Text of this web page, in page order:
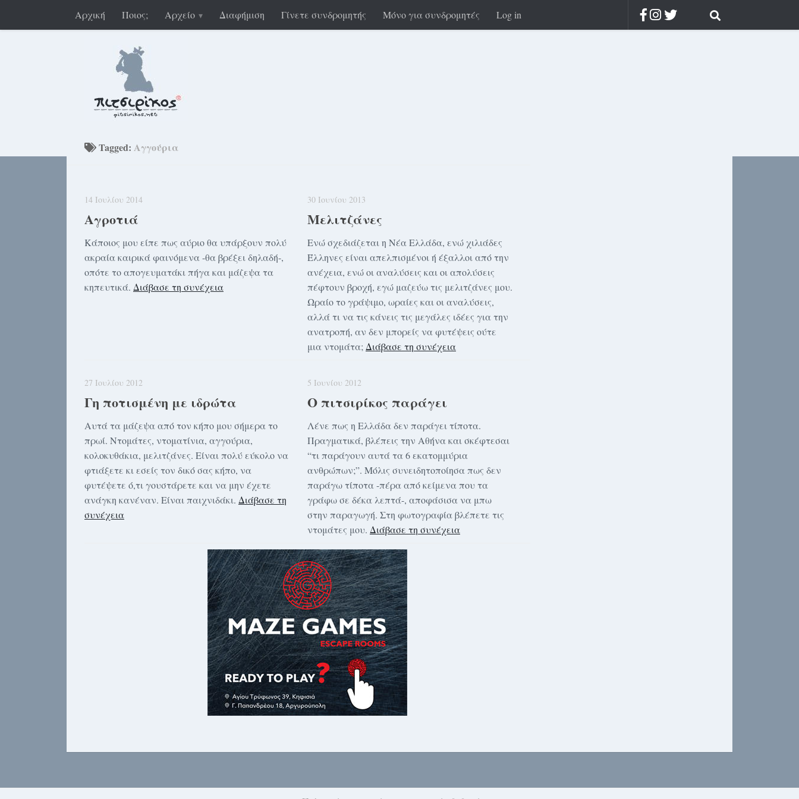
Αρχική Ποιος; Αρχείο Διαφήμιση Γίνετε συνδρομητής Μόνο για συνδρομητές Log in
Tagged: Αγγούρια
14 Ιουλίου 2014
Αγροτιά
Κάποιος μου είπε πως αύριο θα υπάρξουν πολύ
ακραία καιρικά φαινόμενα -θα βρέξει δηλαδή-,
οπότε το απογευματάκι πήγα και μάζεψα τα
κηπευτικά. Διάβασε τη συνέχεια
30 Ιουνίου 2013
Μελιτζάνες
Ενώ σχεδιάζεται η Νέα Ελλάδα, ενώ χιλιάδες
Έλληνες είναι απελπισμένοι ή έξαλλοι από την
ανέχεια, ενώ οι αναλύσεις και οι απολύσεις
πέφτουν βροχή, εγώ μαζεύω τις μελιτζάνες μου.
Ωραίο το γράψιμο, ωραίες και οι αναλύσεις,
αλλά τι να τις κάνεις τις μεγάλες ιδέες για την
ανατροπή, αν δεν μπορείς να φυτέψεις ούτε
μια ντομάτα; Διάβασε τη συνέχεια
27 Ιουλίου 2012
Γη ποτισμένη με ιδρώτα
Αυτά τα μάζεψα από τον κήπο μου σήμερα το
πρωί. Ντομάτες, ντοματίνια, αγγούρια,
κολοκυθάκια, μελιτζάνες. Είναι πολύ εύκολο να
φτιάξετε κι εσείς τον δικό σας κήπο, να
φυτέψετε ό,τι γουστάρετε και να μην έχετε
ανάγκη κανέναν. Είναι παιχνιδάκι. Διάβασε τη
συνέχεια
5 Ιουνίου 2012
Ο πιτσιρίκος παράγει
Λένε πως η Ελλάδα δεν παράγει τίποτα.
Πραγματικά, βλέπεις την Αθήνα και σκέφτεσαι
“τι παράγουν αυτά τα 6 εκατομμύρια
ανθρώπων;”. Μόλις συνειδητοποίησα πως δεν
παράγω τίποτα -πέρα από κείμενα που τα
γράφω σε δέκα λεπτά-, αποφάσισα να μπω
στην παραγωγή. Στη φωτογραφία βλέπετε τις
ντομάτες μου. Διάβασε τη συνέχεια